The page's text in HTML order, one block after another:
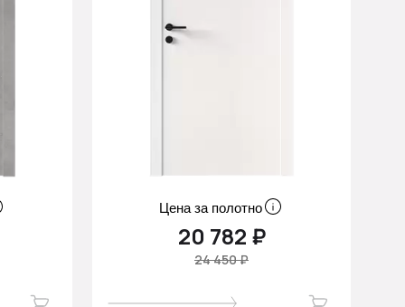
Цена за полотно
20 782 ₽
24 450 ₽